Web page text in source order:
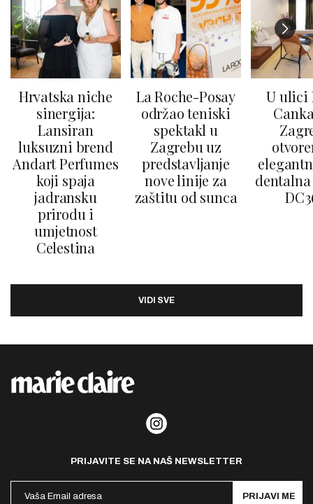
Hrvatska niche
sinergija:
Lansiran
luksuzni brend
Andart Perfumes
koji spaja
jadransku
prirodu i
umjetnost
Celestina
La Roche-Posay
održao teniski
spektakl u
Zagrebu uz
predstavljanje
nove linije za
zaštitu od sunca
U ulici
VIDI SVE
PRIJAVITE SE NA NAŠ NEWSLETTER
PRIJAVI ME